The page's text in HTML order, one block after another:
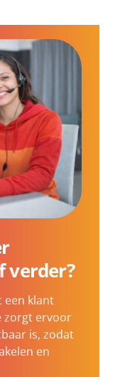
verder?
een klant
zorgt ervoor
is, zodat
en